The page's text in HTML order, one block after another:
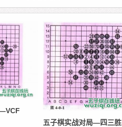
五子棋实战对局—四三胜